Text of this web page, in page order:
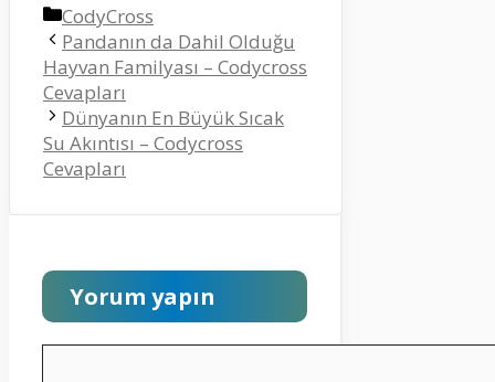
Kategoriler
CodyCross
Pandanın da Dahil Olduğu
Hayvan Familyası – Codycross
Cevapları
Dünyanın En Büyük Sıcak
Su Akıntısı – Codycross
Cevapları
Yorum yapın